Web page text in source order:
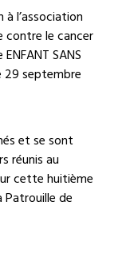
l’association
contre le cancer
SANS
29 septembre
et se sont
réunis au
cette huitième
Patrouille de